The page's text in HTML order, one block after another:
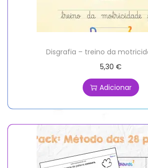
Disgrafia – treino da
5,30 €
Adicionar